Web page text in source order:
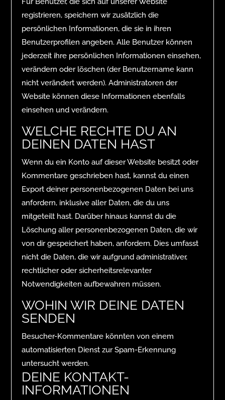
registrieren, speichern wir zusätzlich die
persönlichen Informationen, die sie in ihren
Benutzerprofilen angeben. Alle Benutzer können
jederzeit ihre persönlichen Informationen einsehen,
verändern oder löschen (der Benutzername kann
nicht verändert werden). Administratoren der
Website können diese Informationen ebenfalls
einsehen und verändern.
WELCHE RECHTE DU AN
DEINEN DATEN HAST
Wenn du ein Konto auf dieser Website besitzt oder
Kommentare geschrieben hast, kannst du einen
Export deiner personenbezogenen Daten bei uns
anfordern, inklusive aller Daten, die du uns
mitgeteilt hast. Darüber hinaus kannst du die
Löschung aller personenbezogenen Daten, die wir
von dir gespeichert haben, anfordern. Dies umfasst
nicht die Daten, die wir aufgrund administrativer,
rechtlicher oder sicherheitsrelevanter
Notwendigkeiten aufbewahren müssen.
WOHIN WIR DEINE DATEN
SENDEN
Besucher-Kommentare könnten von einem
automatisierten Dienst zur Spam-Erkennung
untersucht werden.
DEINE KONTAKT-
INFORMATIONEN